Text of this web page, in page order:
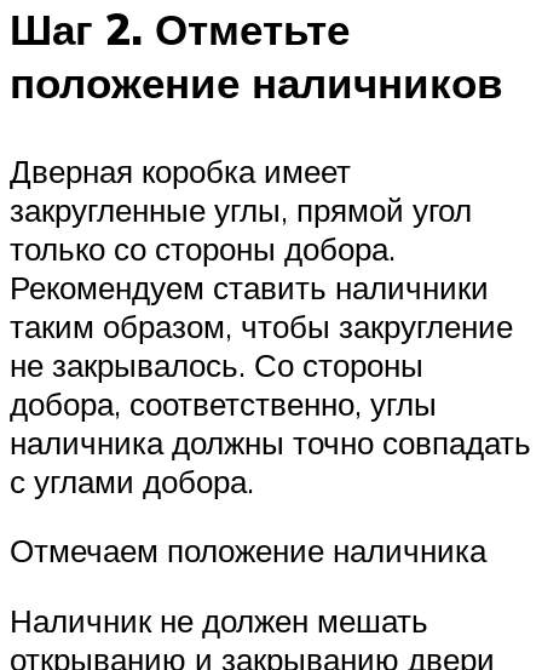
Шаг 2. Отметьте
положение наличников
Дверная коробка имеет
закругленные углы, прямой угол
только со стороны добора.
Рекомендуем ставить наличники
таким образом, чтобы закругление
не закрывалось. Со стороны
добора, соответственно, углы
наличника должны точно совпадать
с углами добора.
Отмечаем положение наличника
Наличник не должен мешать
открыванию и закрыванию двери